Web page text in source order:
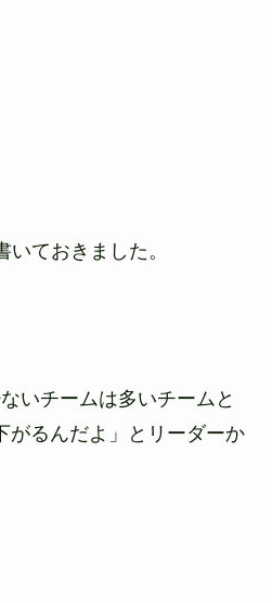
ておきました。
いチームは多いチームと
がるんだよ」とリーダーか